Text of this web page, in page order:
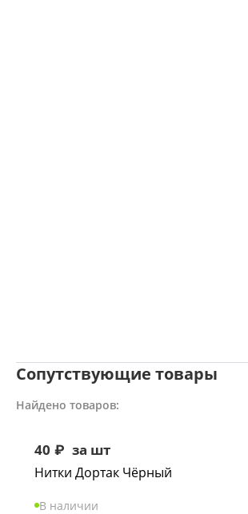
Сопутствующие товары
Найдено товаров:
40 ₽ за шт
Нитки Дортак Чёрный
В наличии